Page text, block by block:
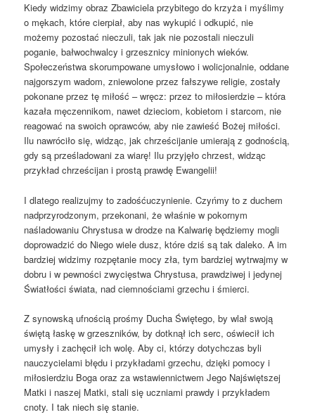
Kiedy widzimy obraz Zbawiciela przybitego do krzyża i myślimy
o mękach, które cierpiał, aby nas wykupić i odkupić, nie
możemy pozostać nieczuli, tak jak nie pozostali nieczuli
poganie, bałwochwalcy i grzesznicy minionych wieków.
Społeczeństwa skorumpowane umysłowo i wolicjonalnie, oddane
najgorszym wadom, zniewolone przez fałszywe religie, zostały
pokonane przez tę miłość – wręcz: przez to miłosierdzie – która
kazała męczennikom, nawet dzieciom, kobietom i starcom, nie
reagować na swoich oprawców, aby nie zawieść Bożej miłości.
Ilu nawróciło się, widząc, jak chrześcijanie umierają z godnością,
gdy są prześladowani za wiarę! Ilu przyjęło chrzest, widząc
przykład chrześcijan i prostą prawdę Ewangelii!
I dlatego realizujmy to zadośćuczynienie. Czyńmy to z duchem
nadprzyrodzonym, przekonani, że właśnie w pokornym
naśladowaniu Chrystusa w drodze na Kalwarię będziemy mogli
doprowadzić do Niego wiele dusz, które dziś są tak daleko. A im
bardziej widzimy rozpętanie mocy zła, tym bardziej wytrwajmy w
dobru i w pewności zwycięstwa Chrystusa, prawdziwej i jedynej
Światłości świata, nad ciemnościami grzechu i śmierci.
Z synowską ufnością prośmy Ducha Świętego, by wlał swoją
świętą łaskę w grzeszników, by dotknął ich serc, oświecił ich
umysły i zachęcił ich wolę. Aby ci, którzy dotychczas byli
nauczycielami błędu i przykładami grzechu, dzięki pomocy i
miłosierdziu Boga oraz za wstawiennictwem Jego Najświętszej
Matki i naszej Matki, stali się uczniami prawdy i przykładem
cnoty. I tak niech się stanie.